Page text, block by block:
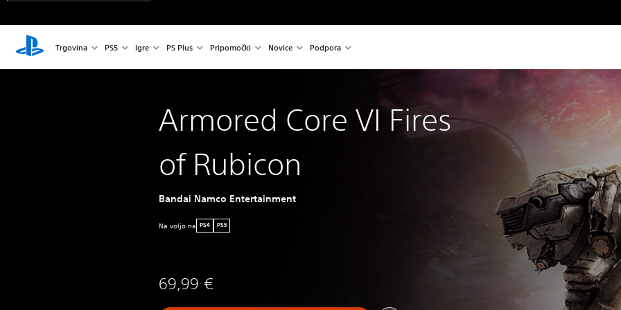
Trgovina PS5 Igre PS Plus Pripomočki Novice Podpora
Armored Core VI Fires
of Rubicon
Bandai Namco Entertainment
Na voljo na PS4 PS5
69,99 €